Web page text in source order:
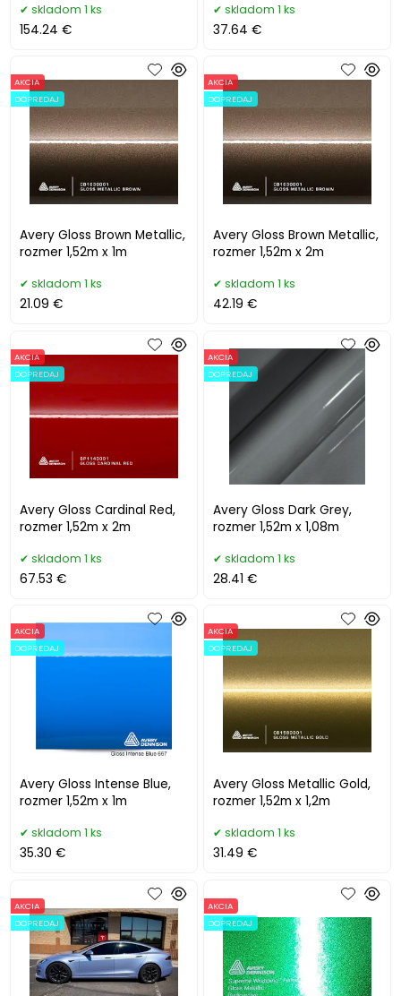
skladom 1 ks
154.24 €
skladom 1 ks
37.64 €
Avery Gloss Brown Metallic,
rozmer 1,52m x 1m
AKCIA
DOPREDAJ
skladom 1 ks
21.09 €
Avery Gloss Brown Metallic,
rozmer 1,52m x 2m
AKCIA
DOPREDAJ
skladom 1 ks
42.19 €
Avery Gloss Cardinal Red,
rozmer 1,52m x 2m
AKCIA
DOPREDAJ
skladom 1 ks
67.53 €
Avery Gloss Dark Grey,
rozmer 1,52m x 1,08m
AKCIA
DOPREDAJ
skladom 1 ks
28.41 €
Avery Gloss Intense Blue,
rozmer 1,52m x 1m
AKCIA
DOPREDAJ
skladom 1 ks
35.30 €
Avery Gloss Metallic Gold,
rozmer 1,52m x 1,2m
AKCIA
DOPREDAJ
skladom 1 ks
31.49 €
AKCIA
DOPREDAJ
AKCIA
DOPREDAJ